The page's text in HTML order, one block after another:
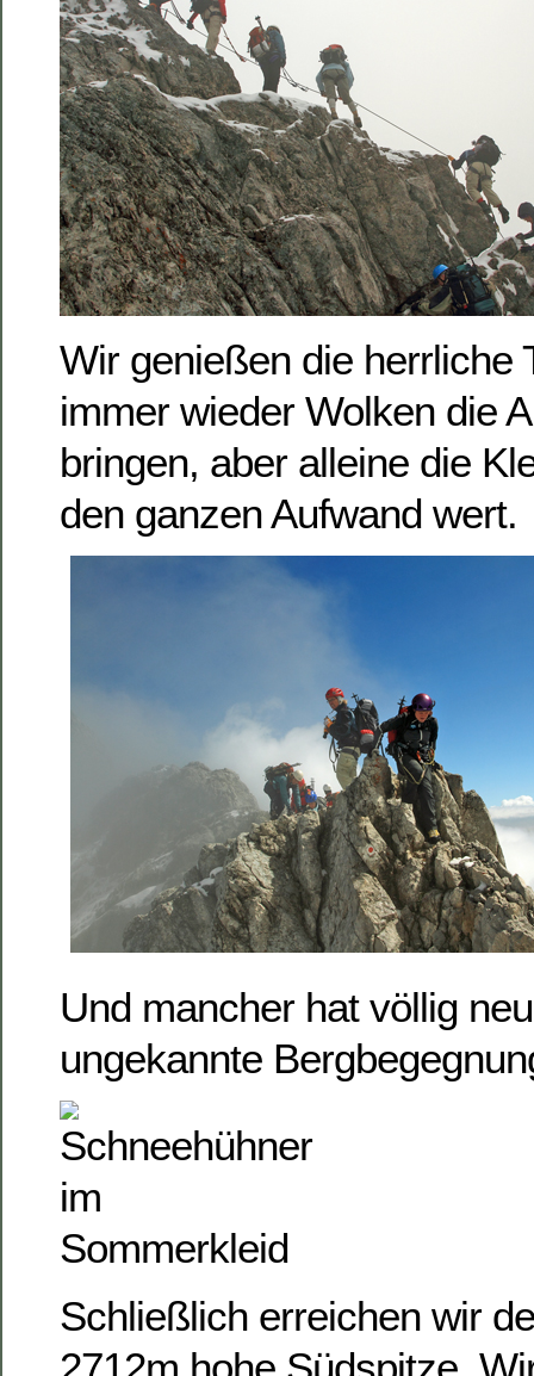
Wir genießen die herrliche
immer wieder Wolken die
bringen, aber alleine die
den ganzen Aufwand wert.
Und mancher hat völlig
ungekannte
Schließlich erreichen wir